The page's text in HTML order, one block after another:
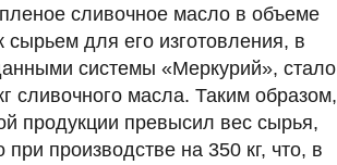
сливочное масло в объеме
сырьем для его изготовления, в
системы «Меркурий», стало
сливочного масла. Таким образом,
продукции превысил вес сырья,
при производстве на 350 кг, что, в